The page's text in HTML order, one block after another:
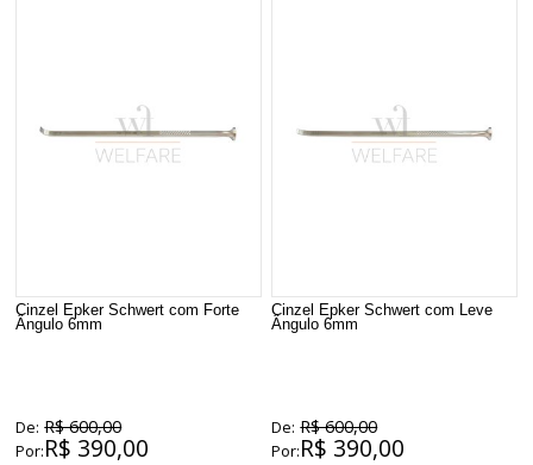
Cinzel Epker Schwert com Forte
Ângulo 6mm
De: R$ 600,00
Por:R$ 390,00
Cinzel Epker Schwert com Leve
Ângulo 6mm
De: R$ 600,00
Por:R$ 390,00